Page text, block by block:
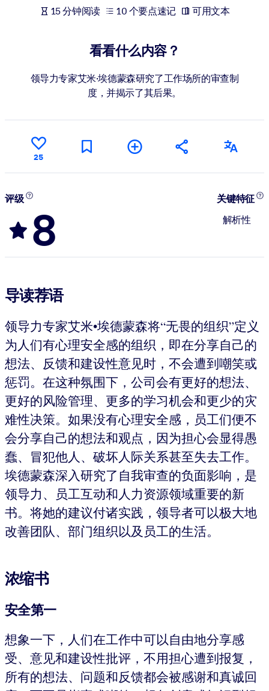
面向人工智能系统
15 分钟阅读 10 个要点速记 可用文本
看看什么内容？
领导力专家艾米·埃德蒙森研究了工作场所的审查制
度，并揭示了其后果。
25
评级
8
关键特征
解析性
导读荐语
领导力专家艾米•埃德蒙森将“无畏的组织”定义
为人们有心理安全感的组织，即在分享自己的
想法、反馈和建设性意见时，不会遭到嘲笑或
惩罚。在这种氛围下，公司会有更好的想法、
更好的风险管理、更多的学习机会和更少的灾
难性决策。如果没有心理安全感，员工们便不
会分享自己的想法和观点，因为担心会显得愚
蠢、冒犯他人、破坏人际关系甚至失去工作。
埃德蒙森深入研究了自我审查的负面影响，是
领导力、员工互动和人力资源领域重要的新
书。将她的建议付诸实践，领导者可以极大地
改善团队、部门组织以及员工的生活。
浓缩书
安全第一
想象一下，人们在工作中可以自由地分享感
受、意见和建设性批评，不用担心遭到报复，
所有的想法、问题和反馈都会被感谢和真诚回